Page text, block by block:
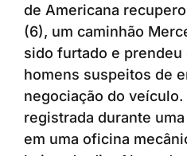
de Americana
(6), um caminhão
sido furtado e
homens suspeitos de
negociação do
registrada durante
em uma oficina